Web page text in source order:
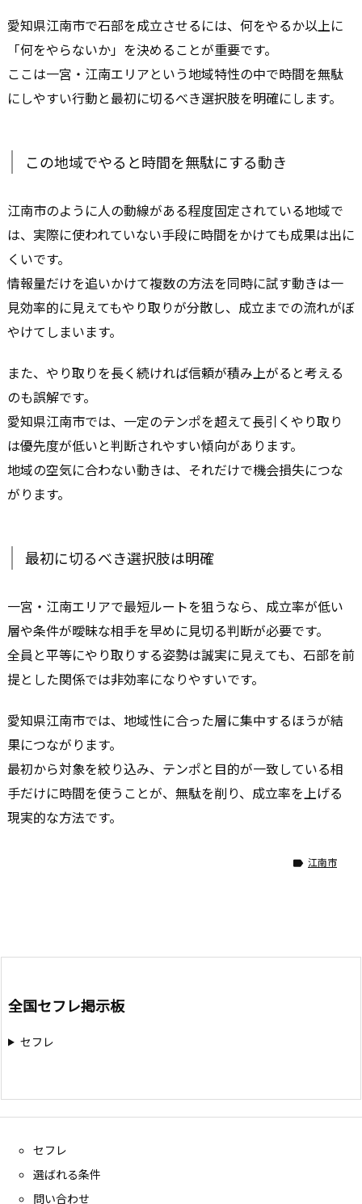
愛知県江南市で石部を成立させるには、何をやるか以上に
「何をやらないか」を決めることが重要です。
ここは一宮・江南エリアという地域特性の中で時間を無駄
にしやすい行動と最初に切るべき選択肢を明確にします。
この地域でやると時間を無駄にする動き
江南市のように人の動線がある程度固定されている地域で
は、実際に使われていない手段に時間をかけても成果は出に
くいです。
情報量だけを追いかけて複数の方法を同時に試す動きは一
見効率的に見えてもやり取りが分散し、成立までの流れがぼ
やけてしまいます。
また、やり取りを長く続ければ信頼が積み上がると考える
のも誤解です。
愛知県江南市では、一定のテンポを超えて長引くやり取り
は優先度が低いと判断されやすい傾向があります。
地域の空気に合わない動きは、それだけで機会損失につな
がります。
最初に切るべき選択肢は明確
一宮・江南エリアで最短ルートを狙うなら、成立率が低い
層や条件が曖昧な相手を早めに見切る判断が必要です。
全員と平等にやり取りする姿勢は誠実に見えても、石部を前
提とした関係では非効率になりやすいです。
愛知県江南市では、地域性に合った層に集中するほうが結
果につながります。
最初から対象を絞り込み、テンポと目的が一致している相
手だけに時間を使うことが、無駄を削り、成立率を上げる
現実的な方法です。
 江南市
全国セフレ掲示板
セフレ
セフレ
選ばれる条件
問い合わせ